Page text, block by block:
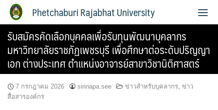
Phetchaburi Rajabhat University
รับสมัครคัดเลือกบุคคลเพื่อรับทุนพัฒนาบุคลากร
มหาวิทยาลัยราชภัฏเพชรบุรี เพื่อศึกษาต่อระดับปริญญา
เอก ต่างประเทศ ตำแหน่งอาจารย์สาขาวิชานิติศาสตร์
7 กรกฎาคม 2026 sirinapa.see ข่าวสำหรับบุคลากร, ข่าว
สื่อสารองค์กร